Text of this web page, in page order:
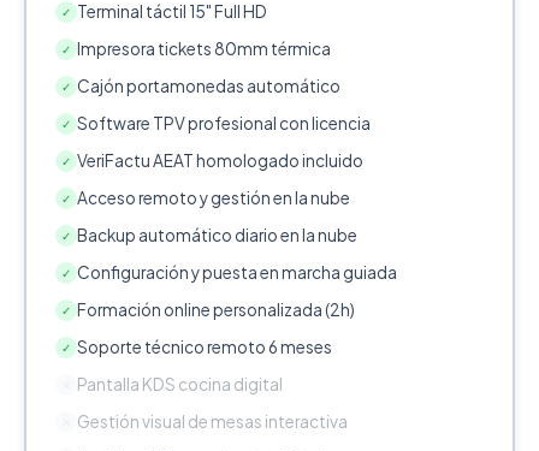
✓ Terminal táctil 15" Full HD
✓ Impresora tickets 80mm térmica
✓ Cajón portamonedas automático
✓ Software TPV profesional con licencia
✓ VeriFactu AEAT homologado incluido
✓ Acceso remoto y gestión en la nube
✓ Backup automático diario en la nube
✓ Configuración y puesta en marcha guiada
✓ Formación online personalizada (2h)
✓ Soporte técnico remoto 6 meses
Pantalla KDS cocina digital
Gestión visual de mesas interactiva